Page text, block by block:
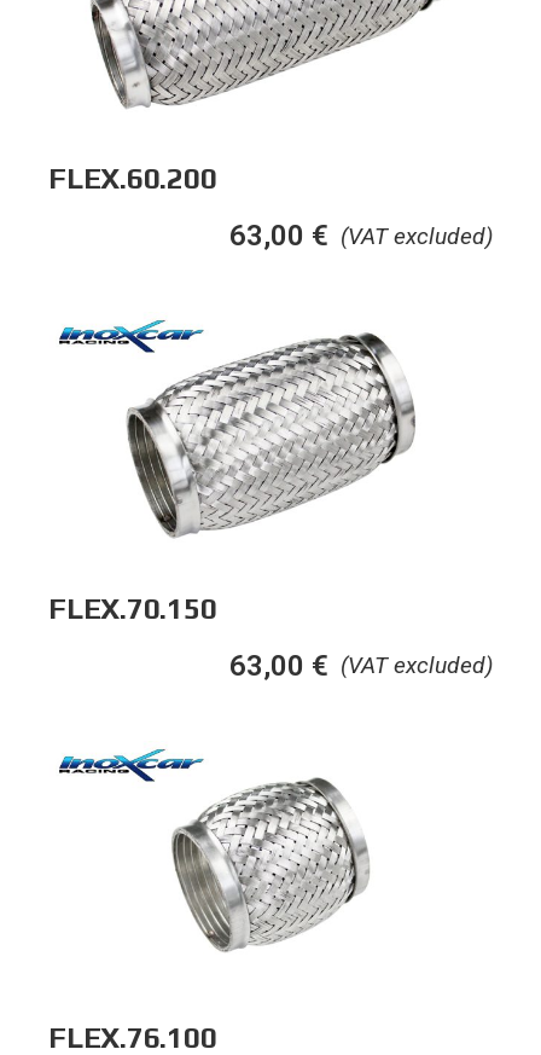
FLEX.60.200
(VAT excluded)
63,00 €
FLEX.70.150
(VAT excluded)
63,00 €
FLEX.76.100